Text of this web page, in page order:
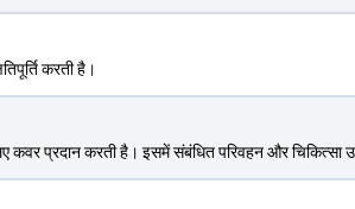
करती है।
कवर प्रदान करती है। इसमें संबंधित परिवहन और चिकित्सा